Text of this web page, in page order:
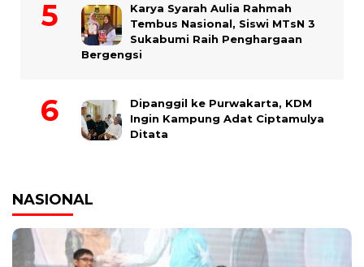
Karya Syarah Aulia Rahmah
Tembus Nasional, Siswi MTsN 3
Sukabumi Raih Penghargaan
Bergengsi
Dipanggil ke Purwakarta, KDM
Ingin Kampung Adat Ciptamulya
Ditata
NASIONAL